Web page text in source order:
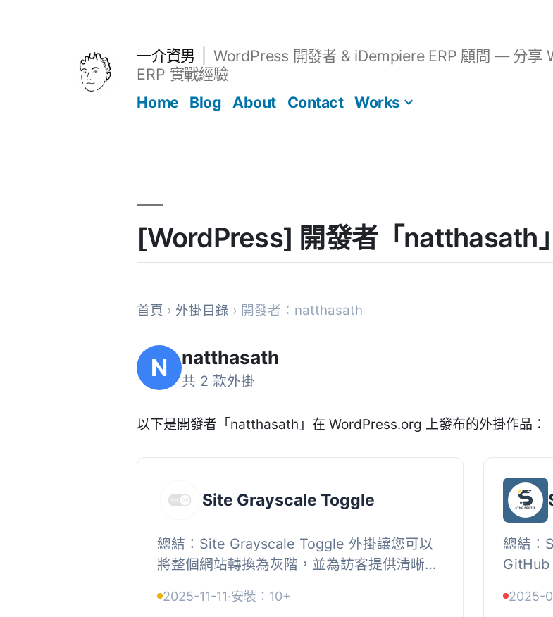
一介資男
WordPress 開發者 & iDempiere ERP 顧問 — 分享
ERP 實戰經驗
Home
Blog About Contact Works
[WordPress] 開發者「natthasath
首頁 › 外掛目錄 › 開發者：natthasath
N natthasath
共 2 款外掛
以下是開發者「natthasath」在 WordPress.org 上發布的外掛作品：
Site Grayscale Toggle
總結：Site Grayscale Toggle 外掛讓您可以
將整個網站轉換為灰階，並為訪客提供清晰的
JS），並透過在伺服器端注入初始狀...
2025-11-11·安裝：10+
總結：
GitHub
享相同
2025-